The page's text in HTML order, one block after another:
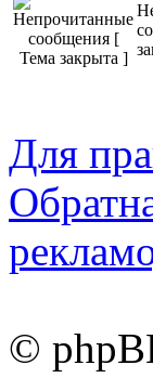
Для
©